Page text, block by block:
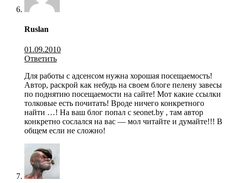
Ruslan
01.09.2010
Ответить
Для работы с адсенсом нужна хорошая посещаемость!
Автор, раскрой как небудь на своем блоге пелену завесы
по поднятию посещаемости на сайте! Мот какие ссылки
толковые есть почитать! Вроде ничего конкретного
найти …! На ваш блог попал с seonet.by , там автор
конкретно сослался на вас — мол читайте и думайте!!! В
общем если не сложно!